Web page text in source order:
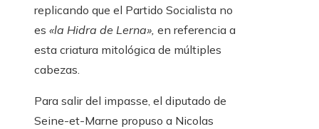
replicando que el Partido Socialista no
es «la Hidra de Lerna», en referencia a
esta criatura mitológica de múltiples
cabezas.
Para salir del impasse, el diputado de
Seine-et-Marne propuso a Nicolas